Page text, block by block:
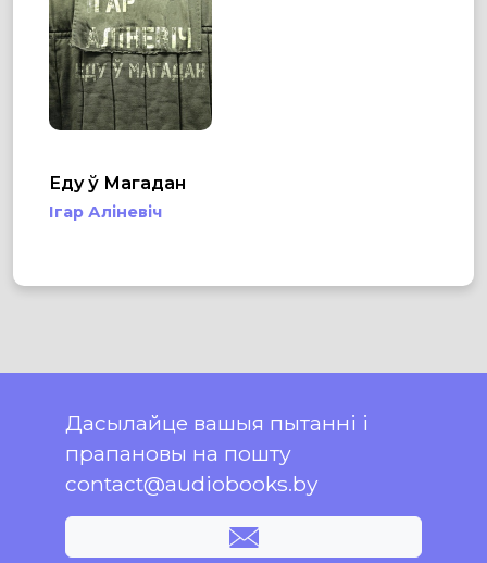
Еду ў Магадан
Ігар Аліневіч
Дасылайце вашыя пытанні і
прапановы на пошту
contact@audiobooks.by